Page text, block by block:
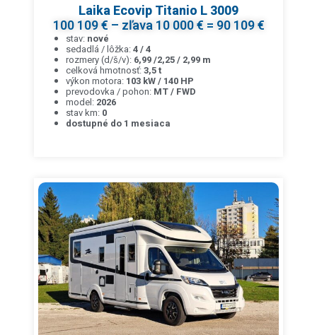
Laika Ecovip Titanio L 3009
100 109 € – zľava 10 000 € = 90 109 €
stav: nové
sedadlá / lôžka:4 / 4
rozmery (d/š/v): 6,99 /2,25 / 2,99 m
celková hmotnosť:3,5 t
výkon motora: 103 kW / 140 HP
prevodovka / pohon: MT / FWD
model: 2026
stav km: 0
dostupné do 1 mesiaca